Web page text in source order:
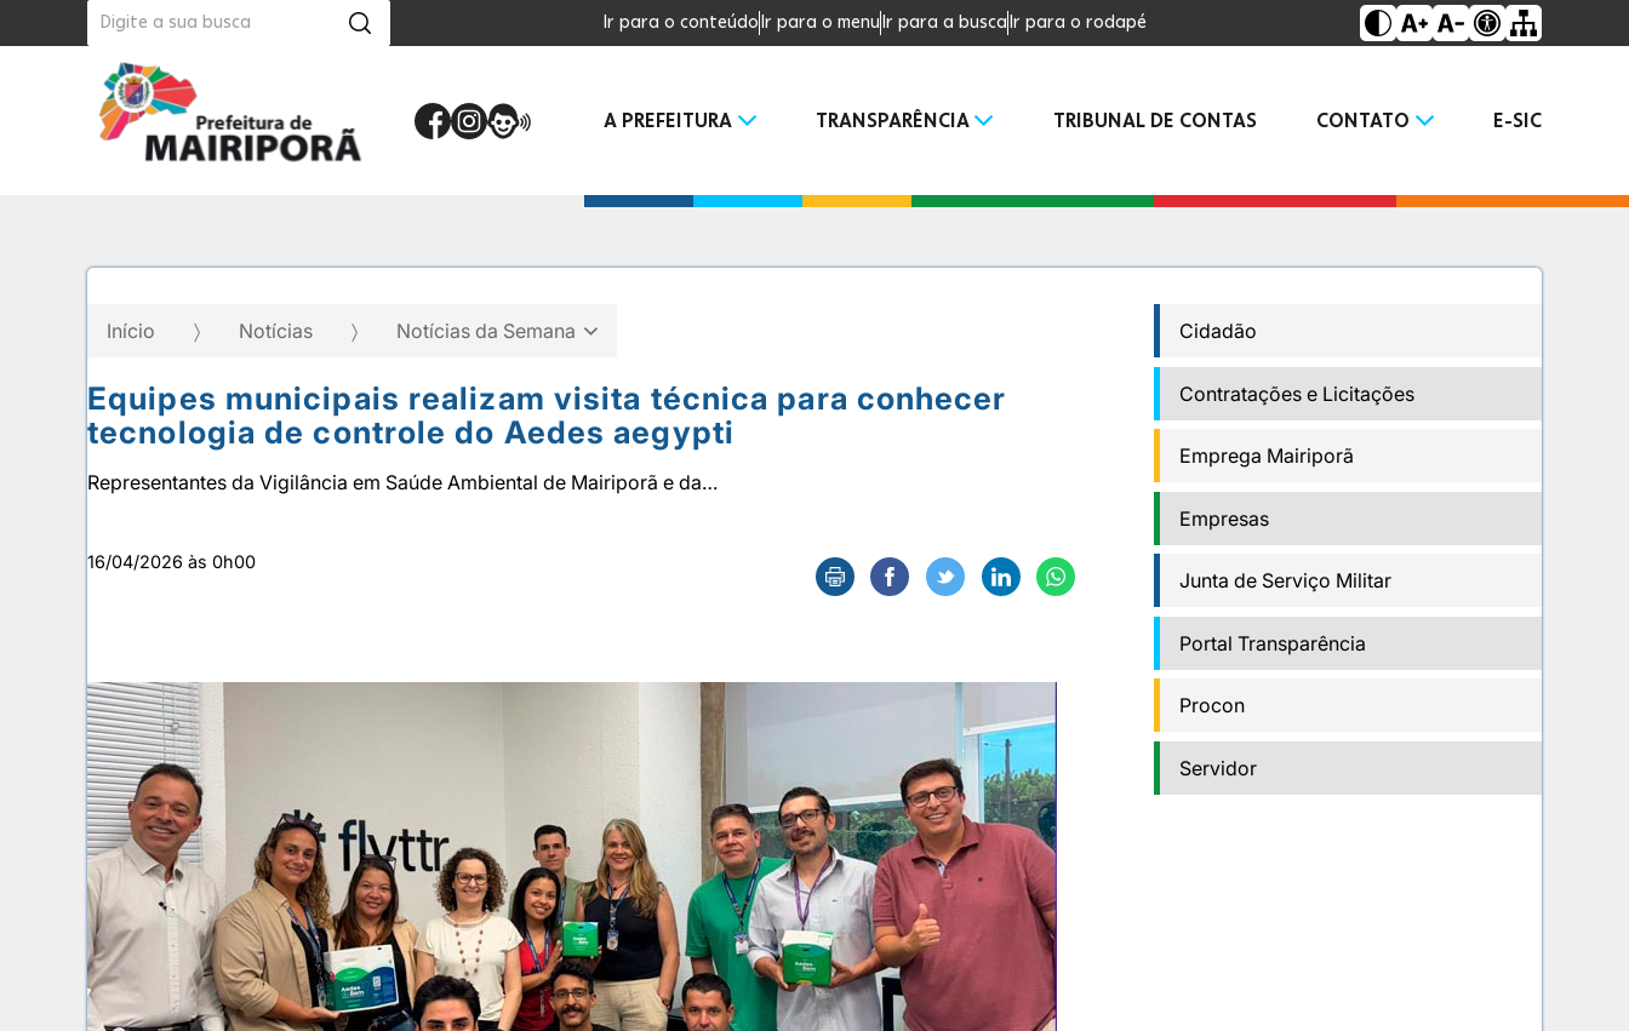
Ir para o conteúdoIr para o menuIr para a buscaIr para o rodapé
A PREFEITURA TRANSPARÊNCIA TRIBUNAL DE CONTAS CONTATO E-SIC
Início Notícias Notícias da Semana
Equipes municipais realizam visita técnica para conhecer
tecnologia de controle do Aedes aegypti
Representantes da Vigilância em Saúde Ambiental de Mairiporã e da…
16/04/2026 às 0h00
Cidadão
Contratações e Licitações
Emprega Mairiporã
Empresas
Junta de Serviço Militar
Portal Transparência
Procon
Servidor